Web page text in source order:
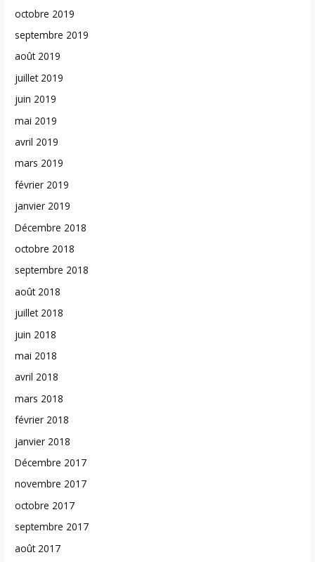
octobre 2019
septembre 2019
août 2019
juillet 2019
juin 2019
mai 2019
avril 2019
mars 2019
février 2019
janvier 2019
Décembre 2018
octobre 2018
septembre 2018
août 2018
juillet 2018
juin 2018
mai 2018
avril 2018
mars 2018
février 2018
janvier 2018
Décembre 2017
novembre 2017
octobre 2017
septembre 2017
août 2017